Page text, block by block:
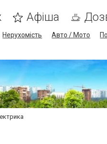
Афіша
Нерухомість Авто / Мото